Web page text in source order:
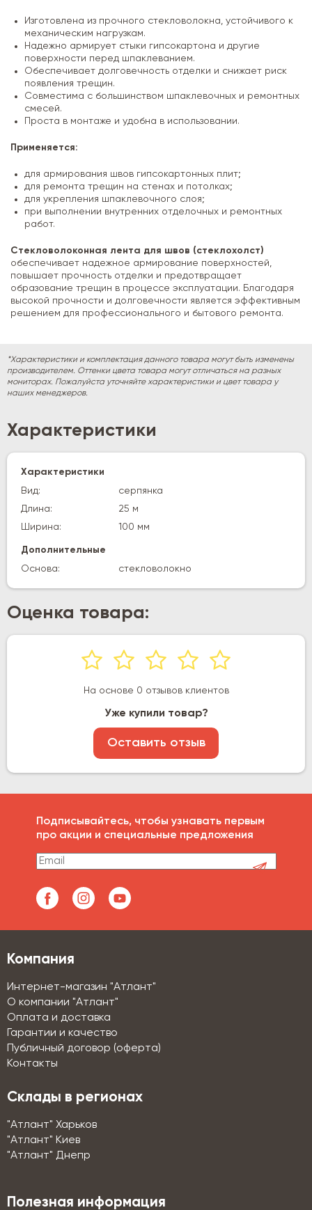
Изготовлена из прочного стекловолокна, устойчивого к
механическим нагрузкам.
Надежно армирует стыки гипсокартона и другие
поверхности перед шпаклеванием.
Обеспечивает долговечность отделки и снижает риск
появления трещин.
Совместима с большинством шпаклевочных и ремонтных
смесей.
Проста в монтаже и удобна в использовании.
Применяется:
для армирования швов гипсокартонных плит;
для ремонта трещин на стенах и потолках;
для укрепления шпаклевочного слоя;
при выполнении внутренних отделочных и ремонтных
работ.
Стекловолоконная лента для швов (стеклохолст)
обеспечивает надежное армирование поверхностей,
повышает прочность отделки и предотвращает
образование трещин в процессе эксплуатации. Благодаря
высокой прочности и долговечности является эффективным
решением для профессионального и бытового ремонта.
*Характеристики и комплектация данного товара могут быть изменены
производителем. Оттенки цвета товара могут отличаться на разных
мониторах. Пожалуйста уточняйте характеристики и цвет товара у
наших менеджеров.
Характеристики
Характеристики
Вид:
серпянка
Длина:
25 м
Ширина:
100 мм
Дополнительные
Основа:
стекловолокно
Оценка товара:
На основе 0 отзывов клиентов
Уже купили товар?
Оставить отзыв
Подписывайтесь, чтобы узнавать первым
про акции и специальные предложения
Компания
Интернет-магазин "Атлант"
О компании "Атлант"
Оплата и доставка
Гарантии и качество
Публичный договор (оферта)
Контакты
Склады в регионах
"Атлант" Харьков
"Атлант" Киев
"Атлант" Днепр
Полезная информация